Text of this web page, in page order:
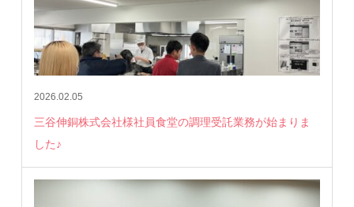
2026.02.05
三谷伸銅株式会社様社員食堂の調理受託業務が始まりま
した♪